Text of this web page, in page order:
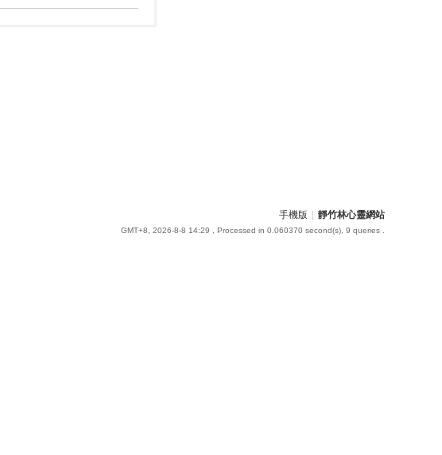
手機版 靜竹林心靈網站
GMT+8, 2026-8-8 14:29 , Processed in 0.060370 second(s), 9 queries .